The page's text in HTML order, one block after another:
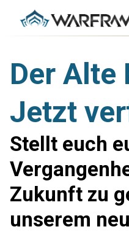
Der Alte
Jetzt
Stellt euch
Zukunft zu
unserem